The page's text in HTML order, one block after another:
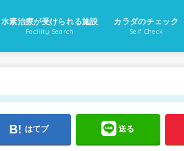
水素治療が受けられる施設
Facility Search
カラダのチェック
Self Check
はてブ 送る